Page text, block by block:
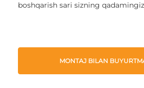
boshqarish sari sizning
MONTAJ BILAN